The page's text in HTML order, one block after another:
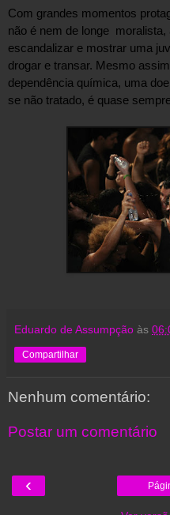
Com grandes momentos
não é nem de longe  moralista,
escandalizar e mostrar uma
drogar e transar. Mesmo
dependência química, uma
Eduardo de Assumpção às
Compartilhar
Nenhum comentário:
Postar um comentário
‹